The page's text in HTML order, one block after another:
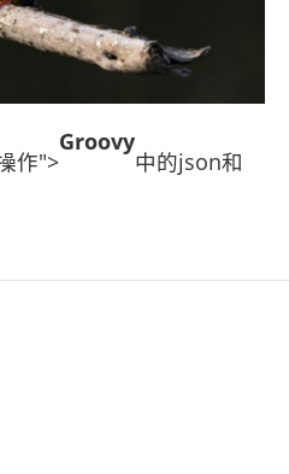
作">
Groovy
中的json和